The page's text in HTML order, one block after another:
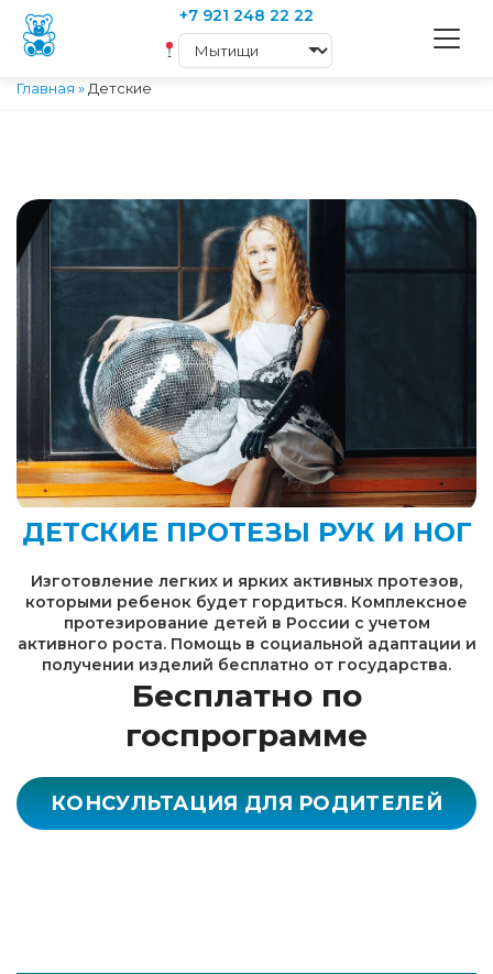
+7 921 248 22 22
Главная » Детские
ДЕТСКИЕ ПРОТЕЗЫ РУК И НОГ
Изготовление легких и ярких активных протезов,
которыми ребенок будет гордиться. Комплексное
протезирование детей в России с учетом
активного роста. Помощь в социальной адаптации и
получении изделий бесплатно от государства.
Бесплатно по
госпрограмме
КОНСУЛЬТАЦИЯ ДЛЯ РОДИТЕЛЕЙ